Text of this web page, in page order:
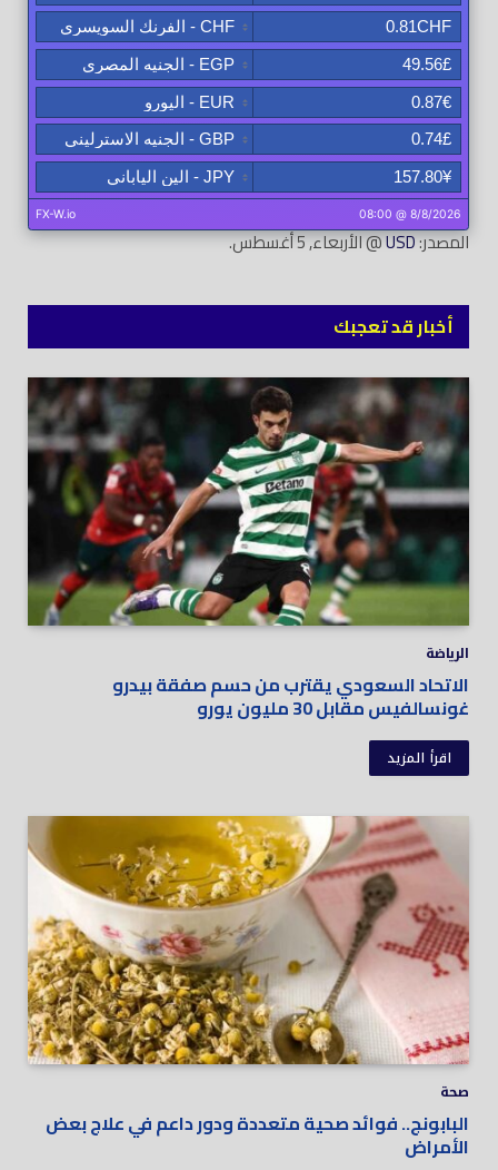
المصدر:USD@ الأربعاء, 5 أغسطس.
أخبار قد تعجبك
الرياضة
الاتحاد السعودي يقترب من حسم صفقة بيدرو
غونسالفيس مقابل 30 مليون يورو
اقرأ المزيد
صحة
البابونج.. فوائد صحية متعددة ودور داعم في علاج بعض
الأمراض